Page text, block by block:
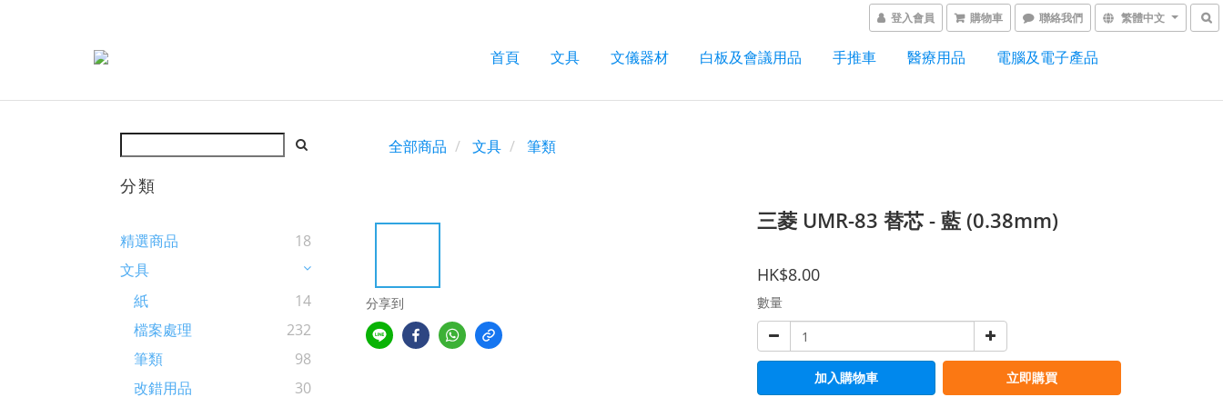
登入會員 購物車 聯絡我們 繁體中文
首頁 文具 文儀器材 白板及會議用品 手推車 醫療用品 電腦及電子產品
分類
精選商品
18
文具
紙
14
檔案處理
232
筆類
98
改錯用品
30
全部商品 文具 筆類
分享到
三菱 UMR-83 替芯 - 藍 (0.38mm)
HK$8.00
數量
加入購物車 立即購買